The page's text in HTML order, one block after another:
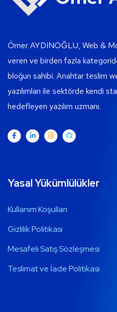
Ömer AYDINOĞLU, Web &
veren ve birden fazla
bloğun sahibi. Anahtar teslim
yazılımları ile sektörde kendi
hedefleyen yazılım uzmanı.
Yasal Yükümlülükler
Kullanım Koşulları
Gizlilik Politikası
Mesafeli Satış Sözleşmesi
Teslimat ve İade Politikası